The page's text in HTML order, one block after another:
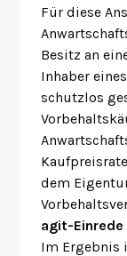
Für diese
Besitz an
Inhaber
schutzlos
dem
agit-Einrede
Im Ergebnis